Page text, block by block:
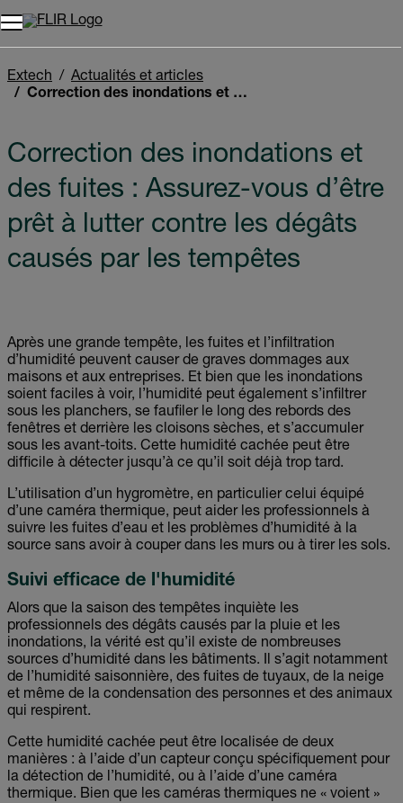
Unread messages
Modèle
Supprimer
articles
Ajouter au panier
Ajouté au panier
Extech
Actualités et articles
Correction des inondations et des fuites : Assurez-vous d’être prêt à lutter contre les dégâts causés par les tempêtes
Correction des inondations et
des fuites : Assurez-vous d’être
prêt à lutter contre les dégâts
causés par les tempêtes
Après une grande tempête, les fuites et l’infiltration
d’humidité peuvent causer de graves dommages aux
maisons et aux entreprises. Et bien que les inondations
soient faciles à voir, l’humidité peut également s’infiltrer
sous les planchers, se faufiler le long des rebords des
fenêtres et derrière les cloisons sèches, et s’accumuler
sous les avant-toits. Cette humidité cachée peut être
difficile à détecter jusqu’à ce qu’il soit déjà trop tard.
L’utilisation d’un hygromètre, en particulier celui équipé
d’une caméra thermique, peut aider les professionnels à
suivre les fuites d’eau et les problèmes d’humidité à la
source sans avoir à couper dans les murs ou à tirer les sols.
Suivi efficace de l'humidité
Alors que la saison des tempêtes inquiète les
professionnels des dégâts causés par la pluie et les
inondations, la vérité est qu’il existe de nombreuses
sources d’humidité dans les bâtiments. Il s’agit notamment
de l’humidité saisonnière, des fuites de tuyaux, de la neige
et même de la condensation des personnes et des animaux
qui respirent.
Cette humidité cachée peut être localisée de deux
manières : à l’aide d’un capteur conçu spécifiquement pour
la détection de l’humidité, ou à l’aide d’une caméra
thermique. Bien que les caméras thermiques ne « voient »